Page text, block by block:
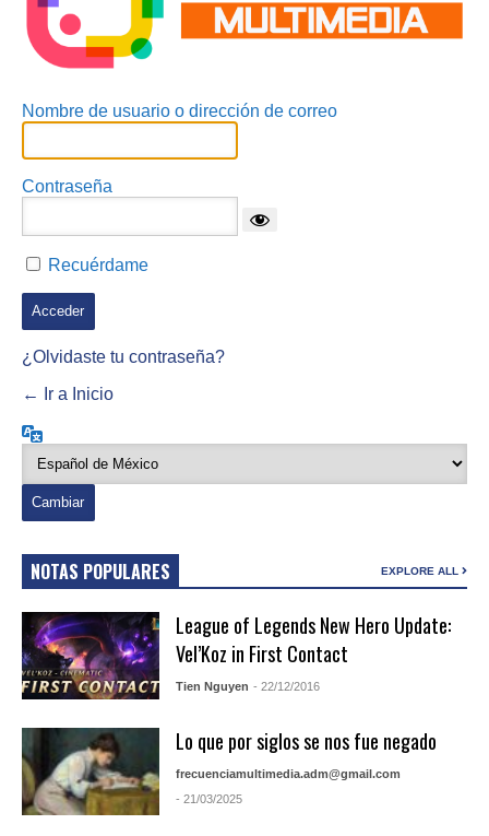
Nombre de usuario o dirección de correo
Contraseña
Recuérdame
¿Olvidaste tu contraseña?
← Ir a Inicio
NOTAS POPULARES EXPLORE ALL
League of Legends New Hero Update:
Vel’Koz in First Contact
Tien Nguyen - 22/12/2016
Lo que por siglos se nos fue negado
frecuenciamultimedia.adm@gmail.com
- 21/03/2025